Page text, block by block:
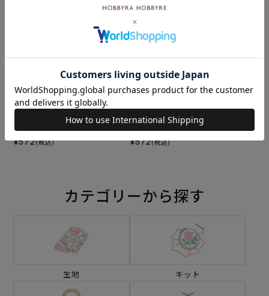
¥572(税込)
刺し子 鹿の子
¥572(税込)
カテゴリーから探す
生地 キット